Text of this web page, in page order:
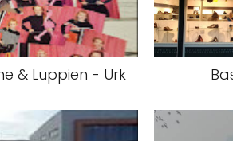
& Luppien - Urk